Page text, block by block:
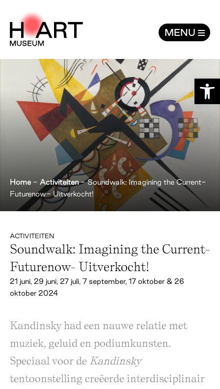
MENU
Home - Activiteiten-Soundwalk: Imagining the Current-
Futurenow- Uitverkocht!
ACTIVITEITEN
Soundwalk: Imagining the Current-
Futurenow- Uitverkocht!
21 juni, 29 juni, 27 juli, 7 september, 17 oktober & 26
oktober 2024
Kandinsky had een nauwe relatie met
muziek, geluid en podiumkunsten.
Speciaal voor de Kandinsky
tentoonstelling creëerde interdisciplinair